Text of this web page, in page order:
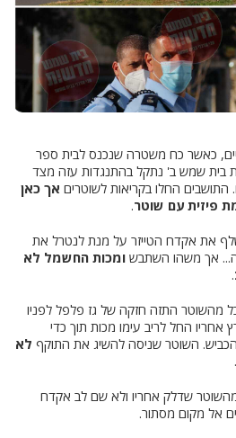
כאשר כח משטרה שנכנס לבית ספר
בית שמש ב' נתקל בהתנגדות עזה מצד
התושבים החלו בקריאות לשוטרים אך כאן
פיזית עם שוטר.
את אקדח הטייזר על מנת לנטרל את
אך משהו השתבש ומכות החשמל לא
.
מהשוטר התזה חזקה של גז פלפל לפניו
אחריו החל לריב עימו מכות תוך כדי
השוטר שניסה להשיג את התוקף לא
שדלק אחריו ולא שם לב אקדח
אל מקום מסתור.